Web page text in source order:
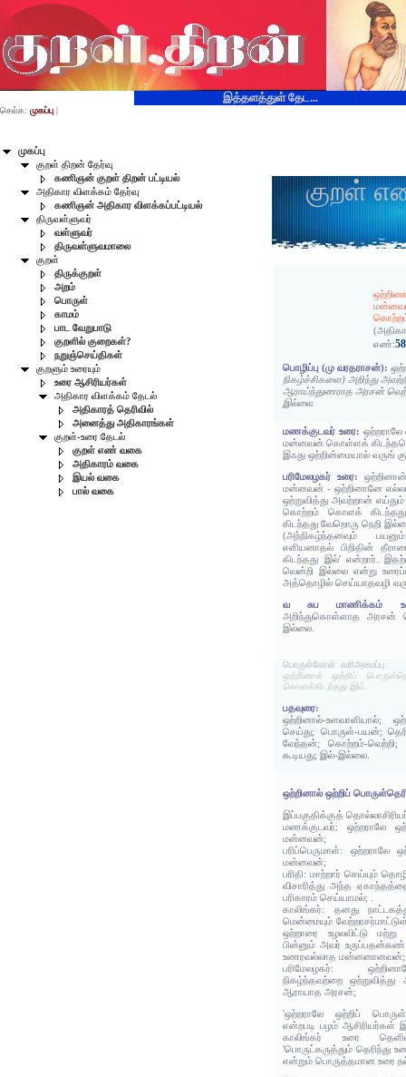
இத்தளத்துள் தேட...
முகப்பு
குறள் திறன் தேர்வு
கணிஞன் குறள் திறன் பட்டியல்
அதிகார விளக்கம் தேர்வு
கணிஞன் அதிகார விளக்கப்பட்டியல்
திருவள்ளுவர்
வள்ளுவர்
திருவள்ளுவமாலை
குறள்
திருக்குறள்
அறம்
பொருள்
காமம்
பாட வேறுபாடு
குறளில் குறைகள்?
நறுஞ்செய்திகள்
குறளும் உரையும்
உரை ஆசிரியர்கள்
அதிகார விளக்கம் தேடல்
அதிகாரத் தெரிவில்
அனைத்து அதிகாரங்கள்
குறள்-உரை தேடல்
குறள் எண் வகை
அதிகாரம் வகை
இயல் வகை
பால் வகை
செல்க: முகப்பு |
குறள்
எண்:
பொழிப்பு (மு வரதராசன்):
நிகழ்ச்சிகளை) அறிந்து
ஆராய்ந்துணராத அரசன்
இல்லை.
மணக்குடவர் உரை: ஒற்றராலே
மன்னவன் கொள்ளக்
இஃது ஒற்றின்மையால் வருங்
பரிமேலழகர் உரை:
மன்னவன் - ஒற்றினானே
ஒற்றுவித்து அவற்றான்
கொற்றம் கொளக்
கிடந்தது வேறொரு நெறி
(அந்நிகழ்ந்தனவும்
எளியனாதல் பிறிதின்
கிடந்தது இல்' என்றார்.
வென்றி இல்லை என்று
அத்தொழில் செய்யாதவழி
வ சுப மாணிக்கம்
அறிந்துகொள்ளாத அரசன்
இல்லை.
பொருள்கோள் வரிஅமைப்பு:
ஒற்றினால் ஒற்றிப்
கொளக்கிடந்தது இல்.
பதவுரை:
ஒற்றினால்-உளவாளியால்;
செய்து; பொருள்-பயன்;
வேந்தன்; கொற்றம்-வெற்றி;
கூடியது; இல்-இல்லை.
ஒற்றினால் ஒற்றிப்
இப்பகுதிக்குத்
மணக்குடவர்: ஒற்றராலே
மன்னவன்;
பரிப்பெருமாள்: ஒற்றராலே
மன்னவன்;
பரிதி: மாற்றார் செய்யும்
விசாரித்து அந்த
பரிகாரம் செய்யாமல்; .
காலிங்கர்: தனது
மென்மையும்
ஒற்றாரை உழலவிட்டு
பின்னும் அவர் உருப்பதன்கண்
உணரவல்லாத மன்னனானவன்;
பரிமேலழகர்:
நிகழ்ந்தவற்றை
ஆராயாத அரசன்;
'ஒற்றராலே ஒற்றிப்
என்றபடி பழம் ஆசிரியர்கள்
காலிங்கர் உரை
'பொருட்கருத்தும்
என்றும் பொருத்தமான உரை